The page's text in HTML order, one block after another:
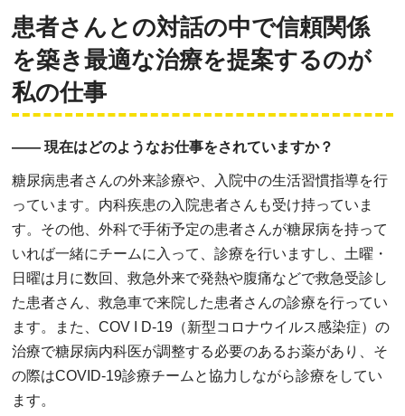
患者さんとの対話の中で信頼関係
を築き最適な治療を提案するのが
私の仕事
―― 現在はどのようなお仕事をされていますか？
糖尿病患者さんの外来診療や、入院中の生活習慣指導を行
っています。内科疾患の入院患者さんも受け持っていま
す。その他、外科で手術予定の患者さんが糖尿病を持って
いれば一緒にチームに入って、診療を行いますし、土曜・
日曜は月に数回、救急外来で発熱や腹痛などで救急受診し
た患者さん、救急車で来院した患者さんの診療を行ってい
ます。また、COV I D-19（新型コロナウイルス感染症）の
治療で糖尿病内科医が調整する必要のあるお薬があり、そ
の際はCOVID-19診療チームと協力しながら診療をしてい
ます。